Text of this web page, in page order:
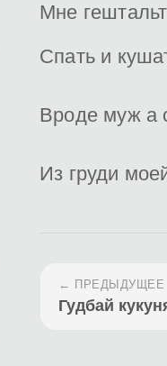
Мне
Спать и
Вроде муж а
Из груди
← ПРЕДЫДУЩЕЕ
Гудбай